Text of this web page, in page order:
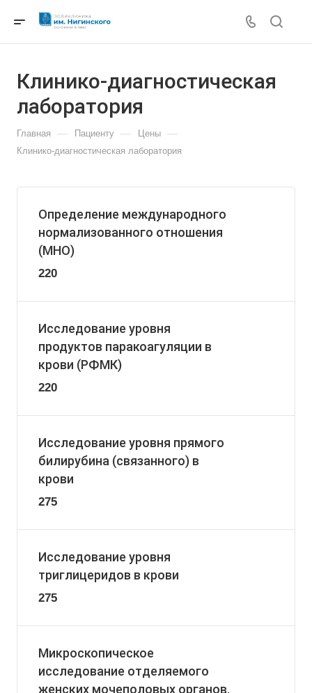
Клинико-диагностическая
лаборатория
Главная — Пациенту — Цены —
Клинико-диагностическая лаборатория
Определение международного
нормализованного отношения
(MHO)
220
Исследование уровня
продуктов паракоагуляции в
крови (РФМК)
220
Исследование уровня прямого
билирубина (связанного) в
крови
275
Исследование уровня
триглицеридов в крови
275
Микроскопическое
исследование отделяемого
женских мочеполовых органов.